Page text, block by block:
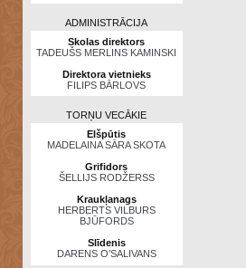
ADMINISTRĀCIJA
Skolas direktors
TADEUŠS MERLINS KAMINSKI
Direktora vietnieks
FILIPS BĀRLOVS
TORŅU VECĀKIE
Elšpūtis
MADELAINA SĀRA SKOTA
Grifidors
ŠELLIJS RODŽERSS
Kraukļanags
HERBERTS VILBURS
BJŪFORDS
Slīdenis
DARENS O’SALIVANS